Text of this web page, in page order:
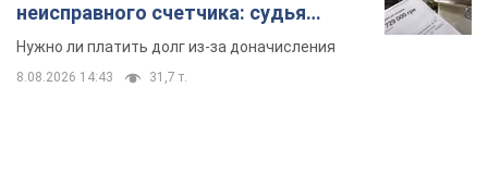
неисправного счетчика: судья
вынес неожиданное решение
Нужно ли платить долг из-за доначисления
8.08.2026 14:43 31,7 т.